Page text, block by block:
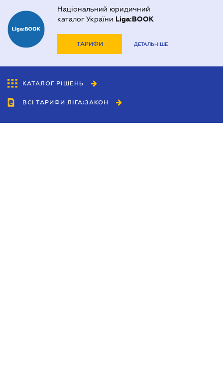
Національний юридичний
каталог України Liga:BOOK
ТАРИФИ ДЕТАЛЬНІШЕ
КАТАЛОГ РІШЕНЬ
ВСІ ТАРИФИ ЛІГА:ЗАКОН